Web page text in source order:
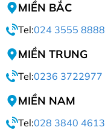
MIỀN BẮC
Tel:024 3555 8888
MIỀN TRUNG
Tel:0236 3722977
MIỀN NAM
Tel:028 3840 4613